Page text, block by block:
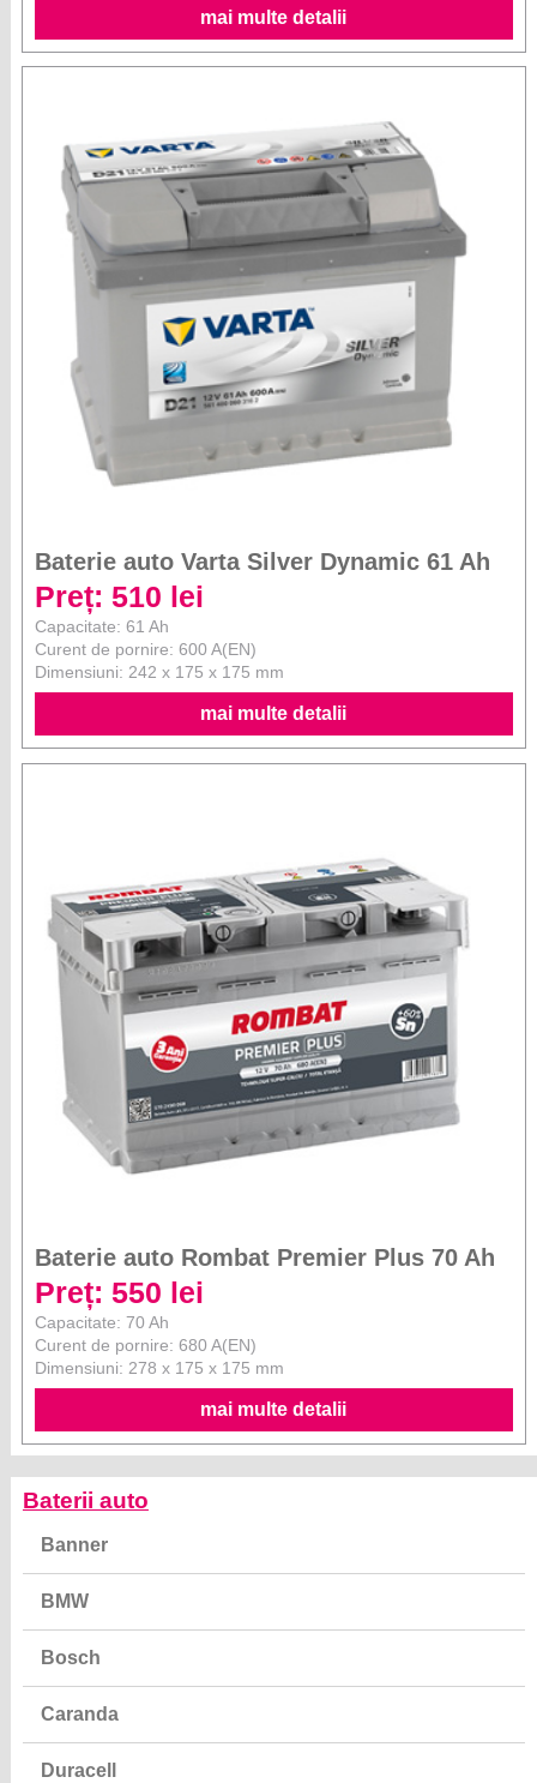
mai multe detalii
Baterie auto Varta Silver Dynamic 61 Ah
Preț: 510 lei
Capacitate: 61 Ah
Curent de pornire: 600 A(EN)
Dimensiuni: 242 x 175 x 175 mm
mai multe detalii
Baterie auto Rombat Premier Plus 70 Ah
Preț: 550 lei
Capacitate: 70 Ah
Curent de pornire: 680 A(EN)
Dimensiuni: 278 x 175 x 175 mm
mai multe detalii
Baterii auto
Banner
BMW
Bosch
Caranda
Duracell